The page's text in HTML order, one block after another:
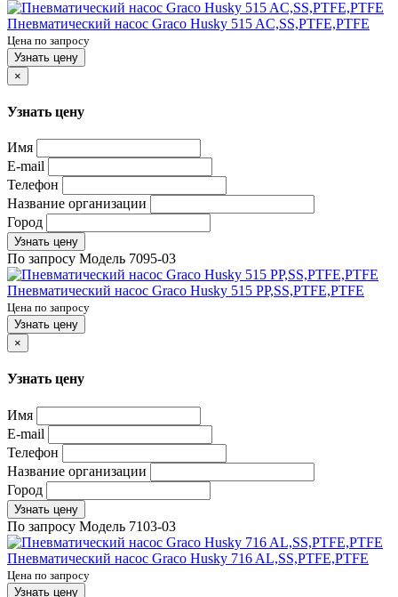
Пневматический насос Graco Husky 515 AC,SS,PTFE,PTFE
Цена по запросу
Узнать цену
×
Узнать цену
Имя
E-mail
Телефон
Название организации
Город
Узнать цену
По запросу Модель 7095-03
Пневматический насос Graco Husky 515 PP,SS,PTFE,PTFE
Цена по запросу
Узнать цену
×
Узнать цену
Имя
E-mail
Телефон
Название организации
Город
Узнать цену
По запросу Модель 7103-03
Пневматический насос Graco Husky 716 AL,SS,PTFE,PTFE
Цена по запросу
Узнать цену